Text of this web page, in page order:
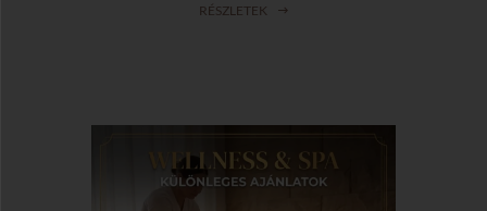
RÉSZLETEK